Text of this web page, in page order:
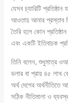
যেসব চ্যারিটি
আওতায় আনার প্রস্তাব
তৈরি হলে কোন
এবং একটি ইতিবাচক
তিনি বলেন, শুধুমাত্র
ডলার বা প্রায় ৪৫ লাখ
অর্থ দেশের
সঠিক নীতিমালা ও